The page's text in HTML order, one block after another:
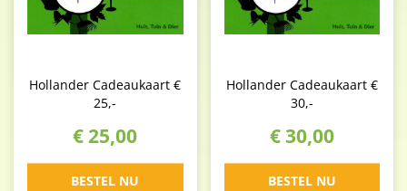
Hollander Cadeaukaart €
25,-
€25,00
BESTEL NU
Hollander Cadeaukaart €
30,-
€30,00
BESTEL NU